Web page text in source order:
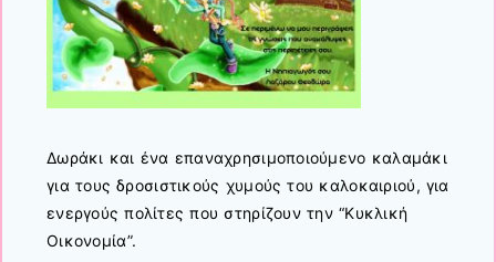
Δωράκι και ένα επαναχρησιμοποιούμενο καλαμάκι
για τους δροσιστικούς χυμούς του καλοκαιριού, για
ενεργούς πολίτες που στηρίζουν την “Κυκλική
Οικονομία”.